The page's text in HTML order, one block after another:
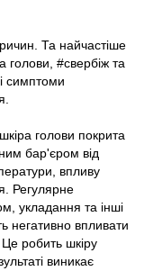
Та найчастіше
голови, #свербіж та
симптоми
голови покрита
бар'єром від
впливу
Регулярне
укладання та інші
негативно впливати
Це робить шкіру
виникає